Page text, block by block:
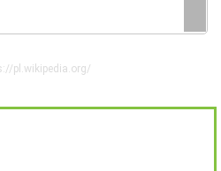
pl.wikipedia.org/